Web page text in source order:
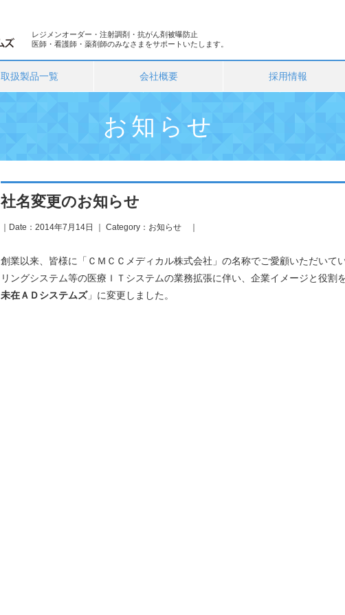
レジメンオーダー・注射調剤・抗がん剤被曝防止
医師・看護師・薬剤師のみなさまをサポートいたします。
取扱製品一覧 会社概要 採用情報
お知らせ
社名変更のお知らせ
｜Date：2014年7月14日 ｜ Category： お知らせ
創業以来、皆様に「ＣＭＣＣメディカル株式会社」の名称でご愛顧いただいて
リングシステム等の医療ＩＴシステムの業務拡張に伴い、企業イメージと役割
未在ＡＤシステムズ」に変更しました。